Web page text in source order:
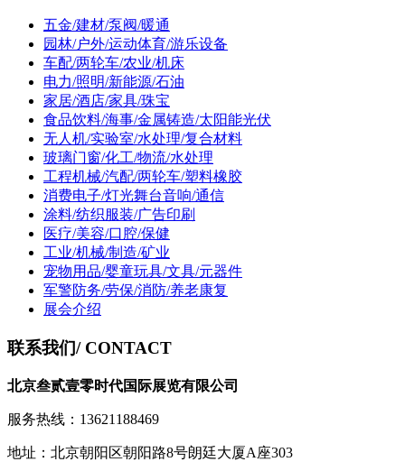
五金/建材/泵阀/暖通
园林/户外/运动体育/游乐设备
车配/两轮车/农业/机床
电力/照明/新能源/石油
家居/酒店/家具/珠宝
食品饮料/海事/金属铸造/太阳能光伏
无人机/实验室/水处理/复合材料
玻璃门窗/化工/物流/水处理
工程机械/汽配/两轮车/塑料橡胶
消费电子/灯光舞台音响/通信
涂料/纺织服装/广告印刷
医疗/美容/口腔/保健
工业/机械/制造/矿业
宠物用品/婴童玩具/文具/元器件
军警防务/劳保/消防/养老康复
展会介绍
联系我们/ CONTACT
北京叁贰壹零时代国际展览有限公司
服务热线：13621188469
地址：北京朝阳区朝阳路8号朗廷大厦A座303